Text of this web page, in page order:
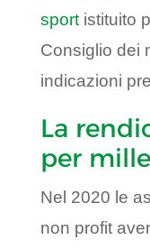
sportistituito
Consiglio dei
indicazioni
La
per
Nel 2020 le
non profit